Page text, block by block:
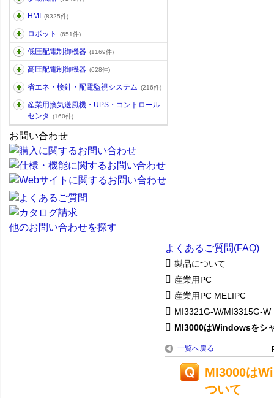
HMI (8325件)
ロボット (651件)
低圧配電制御機器 (1169件)
高圧配電制御機器 (628件)
省エネ・検針・配電監視システム (216件)
産業用換気送風機・UPS・コントロール
センタ
(160件)
お問い合わせ
他のお問い合わせを探す
よくあるご質問(FAQ)
製品について
産業用PC
産業用PC MELIPC
MI3321G-W/MI3315G-W
MI3000はWindowsをシ
一覧へ戻る
MI3000は
ついて